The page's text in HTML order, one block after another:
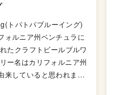
トパトパブルーイング)
ォルニア州ベンチュラに
たクラフトビールブルワ
来していると思われま